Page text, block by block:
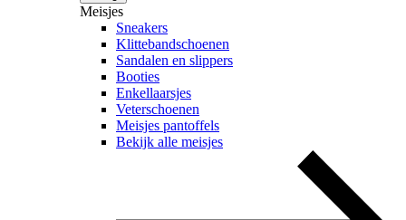
Meisjes
Sneakers
Klittebandschoenen
Sandalen en slippers
Booties
Enkellaarsjes
Veterschoenen
Meisjes pantoffels
Bekijk alle meisjes